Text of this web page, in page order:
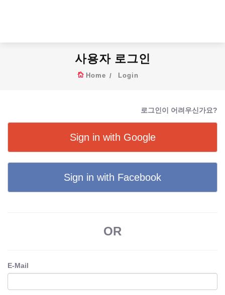
사용자 로그인
Home Login
로그인이 어려우신가요?
Sign in with Google
Sign in with Facebook
OR
E-Mail